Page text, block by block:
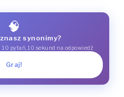
🧠
znasz synonimy?
pytań, 10 sekund na odpowiedź
Graj!